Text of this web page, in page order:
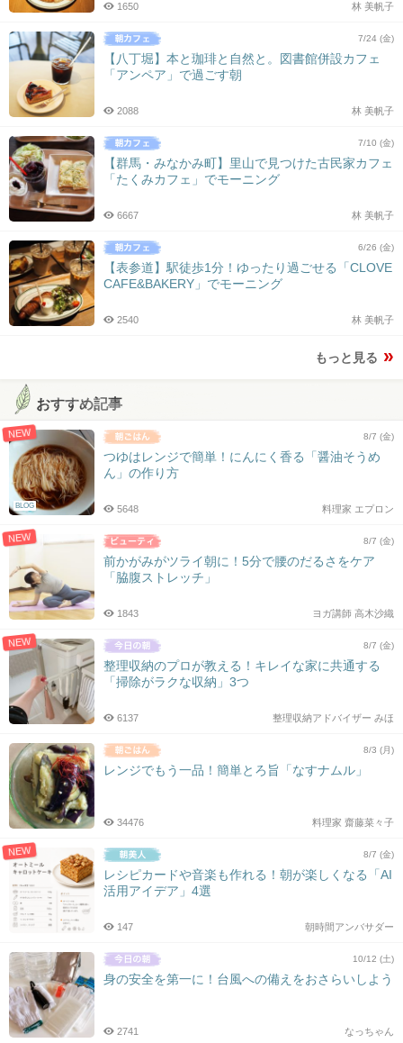
林 美帆子
1650
7/24 (金)
【八丁堀】本と珈琲と自然と。図書館併設カフェ
「アンペア」で過ごす朝
林 美帆子
2088
7/10 (金)
【群馬・みなかみ町】里山で見つけた古民家カフェ
「たくみカフェ」でモーニング
林 美帆子
6667
6/26 (金)
【表参道】駅徒歩1分！ゆったり過ごせる「CLOVE
CAFE&BAKERY」でモーニング
林 美帆子
2540
もっと見る
おすすめ記事
NEW
BLOG
8/7 (金)
つゆはレンジで簡単！にんにく香る「醤油そうめ
ん」の作り方
料理家 エプロン
5648
NEW 8/7 (金)
前かがみがツライ朝に！5分で腰のだるさをケア
「脇腹ストレッチ」
ヨガ講師 高木沙織
1843
NEW 8/7 (金)
整理収納のプロが教える！キレイな家に共通する
「掃除がラクな収納」3つ
整理収納アドバイザー みほ
6137
8/3 (月)
レンジでもう一品！簡単とろ旨「なすナムル」
料理家 齋藤菜々子
34476
NEW 8/7 (金)
レシピカードや音楽も作れる！朝が楽しくなる「AI
活用アイデア」4選
朝時間アンバサダー
147
10/12 (土)
身の安全を第一に！台風への備えをおさらいしよう
なっちゃん
2741